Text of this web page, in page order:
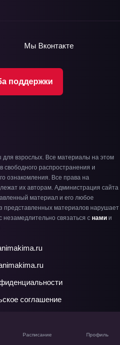
Расписание Профиль
поддержки
Мы Вконтакте
взрослых. Все материалы на этом
свободного распространения и
ознакомления. Все права на
их авторам. Администрация сайта
материал и его любое
представленных материалов нарушает
связаться с нами и
соглашение